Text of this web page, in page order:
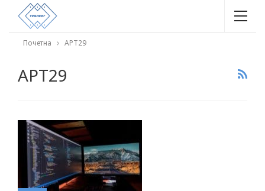
Почетна APT29
APT29